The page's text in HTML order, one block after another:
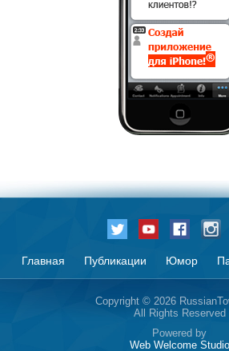
Главная Публикации Юмор
Copyright © 2026
All Rights Reserved
Powered by
Web Welcome Studio